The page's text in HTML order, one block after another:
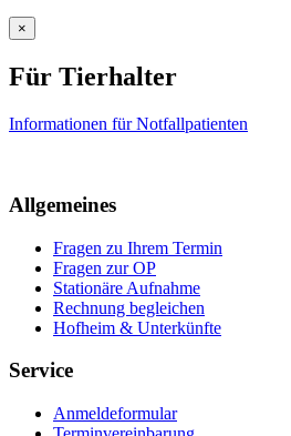
×
Für Tierhalter
Informationen für Notfallpatienten
Allgemeines
Fragen zu Ihrem Termin
Fragen zur OP
Stationäre Aufnahme
Rechnung begleichen
Hofheim & Unterkünfte
Service
Anmeldeformular